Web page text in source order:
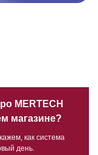
MERTECH
магазине?
как система
день.